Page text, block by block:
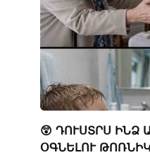
😲 ԴՈՒՍՏՐՍ ԻՆՁ
ՕԳՆԵԼՈՒ